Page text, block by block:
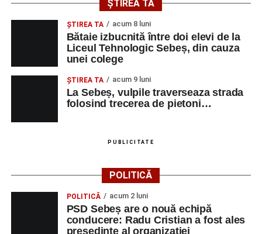
și de a lua parte la un veritabil schimb cultural prin
Adaugă-ne ca sursă preferată
Urmărește-ne pe Google News
Ultimele știri din Sebeș
Primăria Sebeș a decis să reducă intensitatea
iluminatului public pe timpul nopții, în contextul
apelului la economii al Guvernului Bolojan
Duminică, 23 august 2026, Râpa Roșie găzduiește
cea de-a III-a ediție a concursului „CicloAventurier
ȘTIREA TA
ŞTIREA TA acum 8 luni
Bătaie izbucnită între doi elevi de la
Liceul Tehnologic Sebeș, din cauza
unei colege
ŞTIREA TA acum 9 luni
La Sebeș, vulpile traverseaza strada
folosind trecerea de pietoni…
PUBLICITATE
POLITICĂ
POLITICĂ acum 2 luni
PSD Sebeș are o nouă echipă
conducere: Radu Cristian a fost ales
președinte al organizației